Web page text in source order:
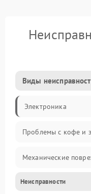
Виды
Электроника
Проблемы с кофе и
Механические
Прочие
Неисправности